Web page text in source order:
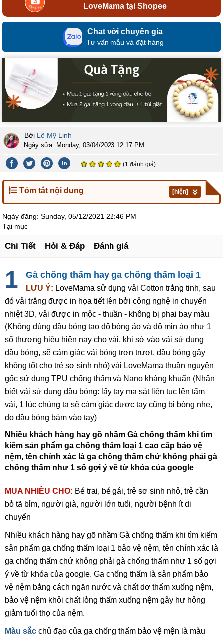
LoveMama tại Shopee
Chat với chuyên gia
Tư vấn mẫu và đặt hàng
Bởi Lê Mỹ Linh
Ngày sửa: Monday, 03/04/2023 12:17 PM
(1 đánh giá)
Tóm tắt nội dung [hiện]
Ngày đăng: Sunday, 05/12/2021 22:46 PM
Tại mục
Chi Tiết Hỏi & Đáp Đánh giá
Gà chống thấm hay ga chống thấm loại 1
LƯU Ý: LoveMama sử dụng vải Cotton trắng tinh, sau
đó vải trắng được in họa tiết lên bởi công nghệ in chuyển
nhiệt 3D, vải được in mộc - thuần - không bị phai bay màu
(Không dùng dầu bóng tạo độ bóng ảo và độ mịn ảo như 1
số thương hiệu hiện nay cho vải, khi sờ vào vải sử dụng
dầu bóng, sẽ cảm giác vải bóng trơn trượt, dầu bóng gây
không tốt cho trẻ sơ sinh nhỏ) vải LoveMama thuần nguyên
gốc sử dụng TPU chống thấm và Nano kháng khuẩn (Nhận
biết vải sử dụng dầu bóng: lấy tay ma sát liên tục lên tấm
vải, 1 lúc chúng ta sẽ cảm giác được tay cũng bị bóng nhẹ,
do dầu bóng bám vào tay)
Nhiều khách hàng hay gõ nhầm Gà chống thấm khi tìm
kiếm sản phẩm ga chống thấm loại 1 cao cấp bảo vệ
nệm, tên chính xác là ga chống thấm chứ không phải gà
chống thấm như 1 số gợi ý về từ khóa của google
MUA NHIỀU CHO: Bé trai, bé gái, trẻ sơ sinh nhỏ, trẻ cần
bỏ tã bỉm, người già, người lớn tuổi, người bệnh ít di
chuyển
Nhiều khách hàng hay gõ nhầm Gà chống thấm khi tìm kiếm
sản phẩm ga chống thấm loại 1 bảo vệ nệm, tên chính xác là
ga chống thấm chứ không phải gà chống thấm như 1 số gợi
ý về từ khóa của google. Ga chống thấm là sản phẩm bảo
vệ nệm bằng cách ngăn nước và chất dơ thấm xuống nệm,
bảo vệ nệm khỏi chất lỏng thấm xuống nệm gây hư hỏng
giảm tuổi thọ của nệm.
Màu sắc chủ đạo của ga chống thấm bảo vệ mện là màu